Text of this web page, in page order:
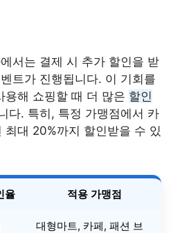
서는 결제 시 추가 할인을 받
트가 진행됩니다. 이 기회를
용해 쇼핑할 때 더 많은 할인
다. 특히, 특정 가맹점에서 카
최대 20%까지 할인받을 수 있
율 적용 가맹점
대형마트, 카페, 패션 브